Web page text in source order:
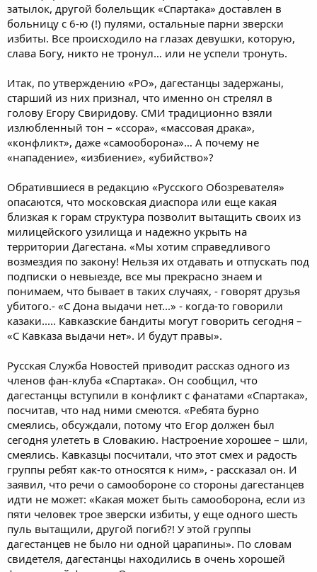
затылок, другой болельщик «Спартака» доставлен в
больницу с 6-ю (!) пулями, остальные парни зверски
избиты. Все происходило на глазах девушки, которую,
слава Богу, никто не тронул… или не успели тронуть.
Итак, по утверждению «РО», дагестанцы задержаны,
старший из них признал, что именно он стрелял в
голову Егору Свиридову. СМИ традиционно взяли
излюбленный тон – «ссора», «массовая драка»,
«конфликт», даже «самооборона»… А почему не
«нападение», «избиение», «убийство»?
Обратившиеся в редакцию «Русского Обозревателя»
опасаются, что московская диаспора или еще какая
близкая к горам структура позволит вытащить своих из
милицейского узилища и надежно укрыть на
территории Дагестана. «Мы хотим справедливого
возмездия по закону! Нельзя их отдавать и отпускать под
подписки о невыезде, все мы прекрасно знаем и
понимаем, что бывает в таких случаях, - говорят друзья
убитого.- «С Дона выдачи нет...» - когда-то говорили
казаки..... Кавказские бандиты могут говорить сегодня –
«С Кавказа выдачи нет». И будут правы».
Русская Служба Новостей приводит рассказ одного из
членов фан-клуба «Спартака». Он сообщил, что
дагестанцы вступили в конфликт с фанатами «Спартака»,
посчитав, что над ними смеются. «Ребята бурно
смеялись, обсуждали, потому что Егор должен был
сегодня улететь в Словакию. Настроение хорошее – шли,
смеялись. Кавказцы посчитали, что этот смех и радость
группы ребят как-то относятся к ним», - рассказал он. И
заявил, что речи о самообороне со стороны дагестанцев
идти не может: «Какая может быть самооборона, если из
пяти человек трое зверски избиты, у еще одного шесть
пуль вытащили, другой погиб?! У этой группы
дагестанцев не было ни одной царапины». По словам
свидетеля, дагестанцы находились в очень хорошей